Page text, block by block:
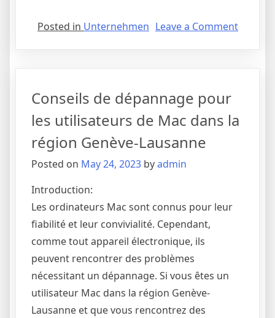
Posted in Unternehmen Leave a Commenton
Teer-
Conseils de dépannage pour
les utilisateurs de Mac dans la
région Genève-Lausanne
Posted on May 24, 2023 byadmin
Introduction:
Les ordinateurs Mac sont connus pour leur
fiabilité et leur convivialité. Cependant,
comme tout appareil électronique, ils
peuvent rencontrer des problèmes
nécessitant un dépannage. Si vous êtes un
utilisateur Mac dans la région Genève-
Lausanne et que vous rencontrez des